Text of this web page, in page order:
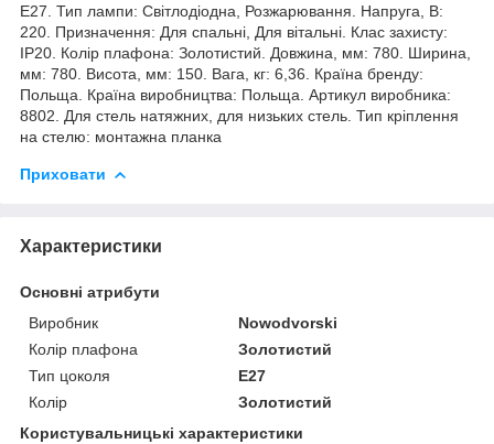
E27. Тип лампи: Світлодіодна, Розжарювання. Напруга, В:
220. Призначення: Для спальні, Для вітальні. Клас захисту:
IP20. Колір плафона: Золотистий. Довжина, мм: 780. Ширина,
мм: 780. Висота, мм: 150. Вага, кг: 6,36. Країна бренду:
Польща. Країна виробництва: Польща. Артикул виробника:
8802. Для стель натяжних, для низьких стель. Тип кріплення
на стелю: монтажна планка
Приховати
Характеристики
Основні атрибути
Виробник
Nowodvorski
Колір плафона
Золотистий
Тип цоколя
E27
Колір
Золотистий
Користувальницькі характеристики